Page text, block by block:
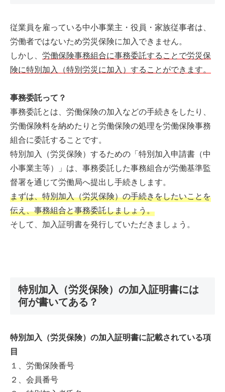
従業員を雇っている中小事業主・役員・家族従事者は、
労働者ではないため労災保険に加入できません。
しかし、 労働保険事務組合に事務委託することで労災保
険に特別加入（特別労災に加入）することができます。
事務委託って？
事務委託とは、労働保険の加入などの手続きをしたり、
労働保険料を納めたりと労働保険の処理を労働保険事務
組合に委託することです。
特別加入（労災保険）するための「特別加入申請書（中
小事業主等）」は、事務委託した事務組合が労働基準監
督署を通じて労働局へ提出し手続きします。
まずは、特別加入（労災保険）の手続きをしたいことを
伝え、事務組合と事務委託しましょう。
そして、加入証明書を発行していただきましょう。
特別加入（労災保険）の加入証明書には
何が書いてある？
特別加入（労災保険）の加入証明書に記載されている項
目
１、労働保険番号
２、会員番号